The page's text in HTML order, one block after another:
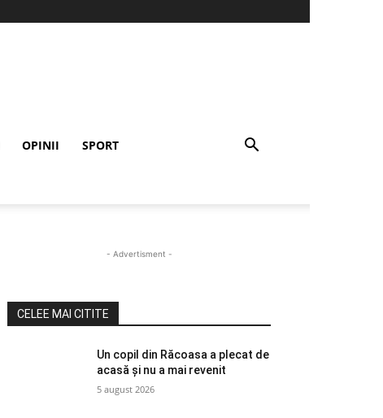
OPINII SPORT
- Advertisment -
CELEE MAI CITITE
Un copil din Răcoasa a plecat de
acasă și nu a mai revenit
5 august 2026